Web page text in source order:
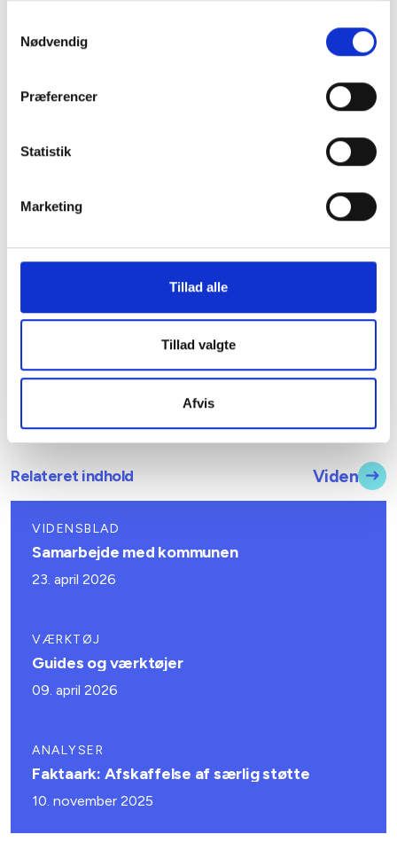
Nødvendig
Præferencer
Statistik
Marketing
Tillad alle
Tillad valgte
Afvis
Mail: sfp@bl.dk
Relateret indhold Viden
VIDENSBLAD
Samarbejde med kommunen
23. april 2026
VÆRKTØJ
Guides og værktøjer
09. april 2026
ANALYSER
Faktaark: Afskaffelse af særlig støtte
10. november 2025